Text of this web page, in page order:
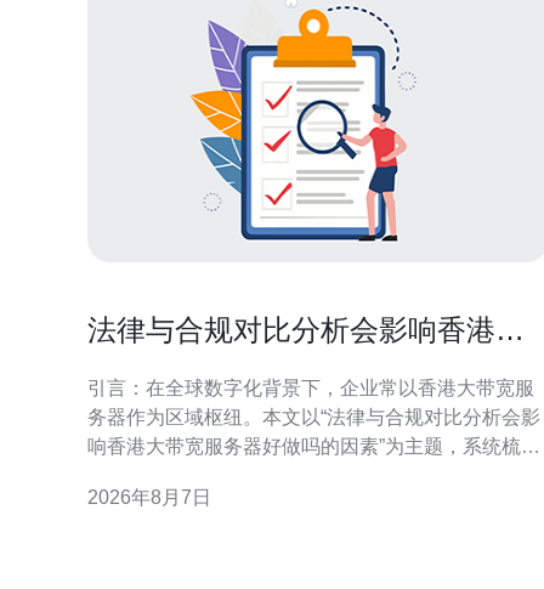
法律与合规对比分析会影响香港大
引言：在全球数字化背景下，企业常以香港大带宽服
务器作为区域枢纽。本文以“法律与合规对比分析会影
响香港大带宽服务器好做吗的因素”为主题，系统梳理
遇与风险。 法律框架与监管要求概述 香港及相关司法
2026年8月7日